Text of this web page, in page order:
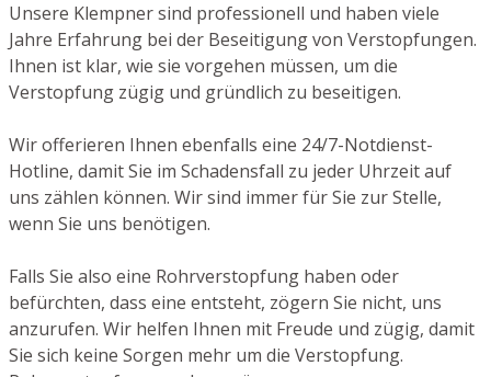
Unsere Klempner sind professionell und haben viele
Jahre Erfahrung bei der Beseitigung von Verstopfungen.
Ihnen ist klar, wie sie vorgehen müssen, um die
Verstopfung zügig und gründlich zu beseitigen.
Wir offerieren Ihnen ebenfalls eine 24/7-Notdienst-
Hotline, damit Sie im Schadensfall zu jeder Uhrzeit auf
uns zählen können. Wir sind immer für Sie zur Stelle,
wenn Sie uns benötigen.
Falls Sie also eine Rohrverstopfung haben oder
befürchten, dass eine entsteht, zögern Sie nicht, uns
anzurufen. Wir helfen Ihnen mit Freude und zügig, damit
Sie sich keine Sorgen mehr um die Verstopfung.